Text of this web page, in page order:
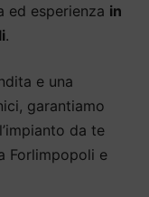
ed esperienza in
.
e una
garantiamo
da te
Forlimpopoli e